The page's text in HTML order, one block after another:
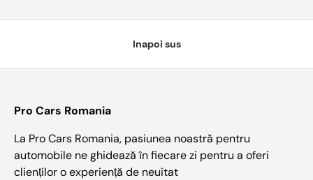
Inapoi sus
Pro Cars Romania
La Pro Cars Romania, pasiunea noastră pentru
automobile ne ghidează în fiecare zi pentru a oferi
clienților o experiență de neuitat